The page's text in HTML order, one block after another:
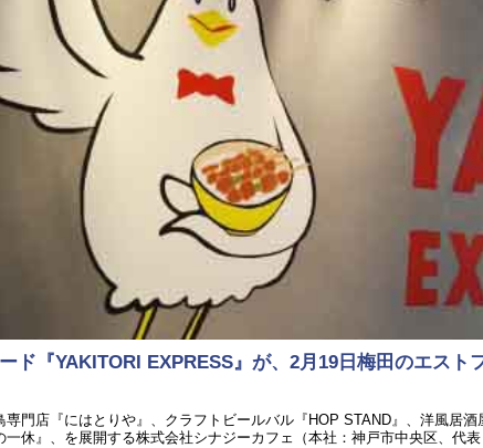
ド『YAKITORI EXPRESS』が、2月19日梅田のエスト
門店『にはとりや』、クラフトビールバル『HOP STAND』、洋風居
一休』、を展開する株式会社シナジーカフェ（本社：神戸市中央区、代